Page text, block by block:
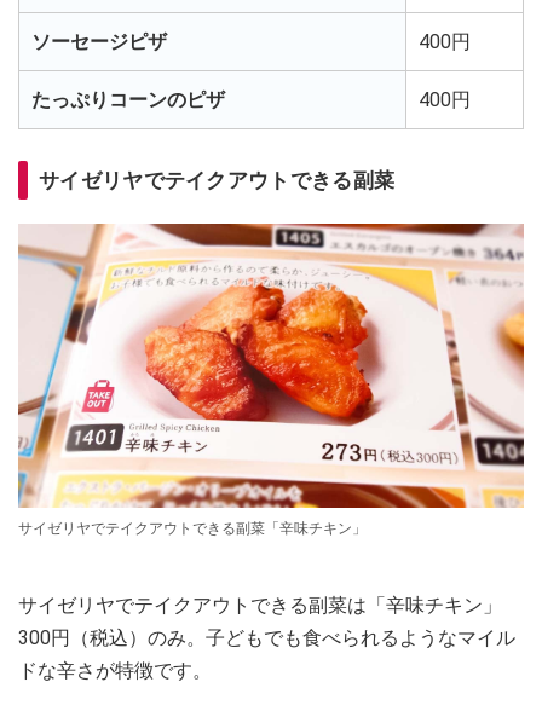
ソーセージピザ 400円
たっぷりコーンのピザ 400円
サイゼリヤでテイクアウトできる副菜
サイゼリヤでテイクアウトできる副菜「辛味チキン」
サイゼリヤでテイクアウトできる副菜は「辛味チキン」
300円（税込）のみ。子どもでも食べられるようなマイル
ドな辛さが特徴です。